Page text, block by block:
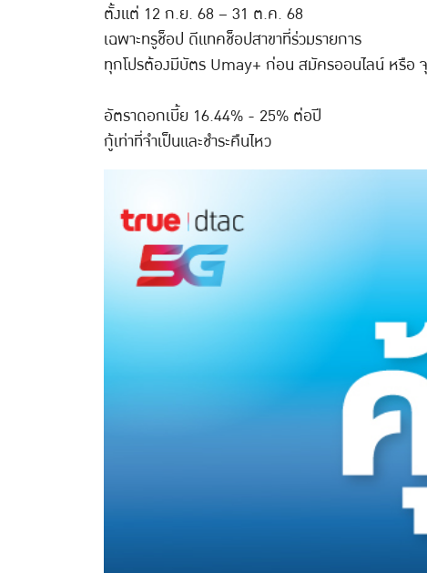
ตั้งแต่ 12 ก.ย. 68 – 31 ต.ค. 68
เฉพาะทรูช็อป ดีแทคช็อปสาขาที่ร่วมรายการ
ทุกโปรต้องมีบัตร Umay+ ก่อน สมัครออนไลน์ หรือ
อัตราดอกเบี้ย 16.44% - 25% ต่อปี
กู้เท่าที่จำเป็นและชำระคืนไหว